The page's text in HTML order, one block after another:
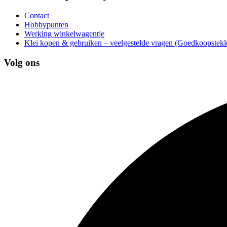
Contact
Hobbypunten
Werking winkelwagentje
Klei kopen & gebruiken – veelgestelde vragen
Volg ons